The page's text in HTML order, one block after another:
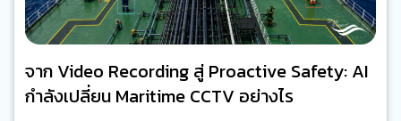
จาก Video Recording สู่ Proactive Safety: AI
กำลังเปลี่ยน Maritime CCTV อย่างไร